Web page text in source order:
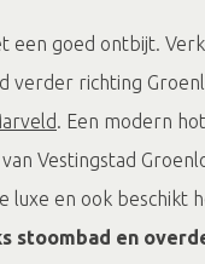
een goed ontbijt.
verder richting
. Een modern
Vestingstad
luxe en ook beschikt
stoombad en